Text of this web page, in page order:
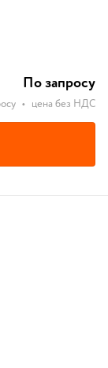
По запросу
• цена без НДС